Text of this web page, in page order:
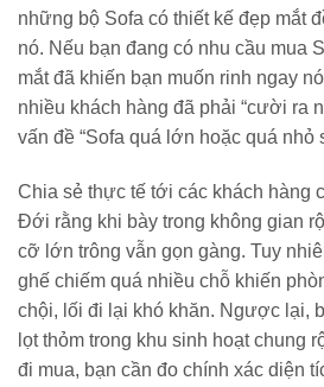
những bộ Sofa có thiết kế đẹp mắt
nó. Nếu bạn đang có nhu cầu mua
mắt đã khiến bạn muốn rinh ngay
nhiều khách hàng đã phải “cười ra
vấn đề “Sofa quá lớn hoặc quá nhỏ
Chia sẻ thực tế tới các khách hàng
Đới rằng khi bày trong không gian
cỡ lớn trông vẫn gọn gàng. Tuy
ghế chiếm quá nhiều chỗ khiến
chội, lối đi lại khó khăn. Ngược lại,
lọt thỏm trong khu sinh hoạt chung
đi mua, bạn cần đo chính xác diện